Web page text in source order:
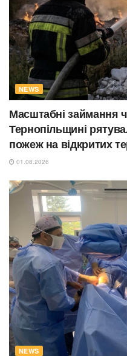
NEWS
Масштабні займання
Тернопільщині
пожеж на відкритих
01.08.2026
NEWS